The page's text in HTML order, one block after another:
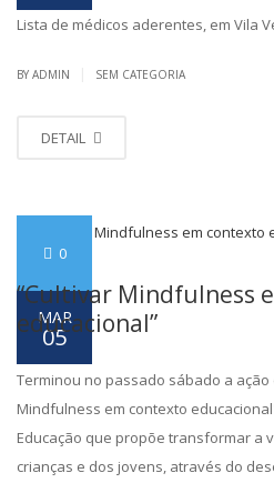
Lista de médicos aderentes, em Vila
BY ADMIN SEM CATEGORIA
DETAIL
0
MAR
05
“Cultivar Mindfulness
educacional”
Terminou no passado sábado a
Mindfulness em contexto
Educação que propõe transformar a
crianças e dos jovens, através do